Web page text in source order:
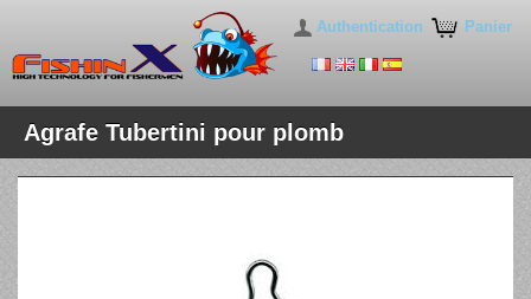
Panier
Authentication
Agrafe Tubertini pour plomb